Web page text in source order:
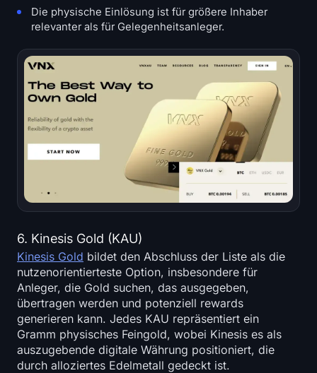
Die physische Einlösung ist für größere Inhaber
relevanter als für Gelegenheitsanleger.
6. Kinesis Gold (KAU)
Kinesis Gold bildet den Abschluss der Liste als die
nutzenorientierteste Option, insbesondere für
Anleger, die Gold suchen, das ausgegeben,
übertragen werden und potenziell rewards
generieren kann. Jedes KAU repräsentiert ein
Gramm physisches Feingold, wobei Kinesis es als
auszugebende digitale Währung positioniert, die
durch alloziertes Edelmetall gedeckt ist.